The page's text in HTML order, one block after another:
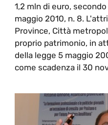
1,2 mln di euro,
maggio 2010, n. 8.
Province, Città
proprio patrimonio, in
della legge 5 maggio
come scadenza il 30